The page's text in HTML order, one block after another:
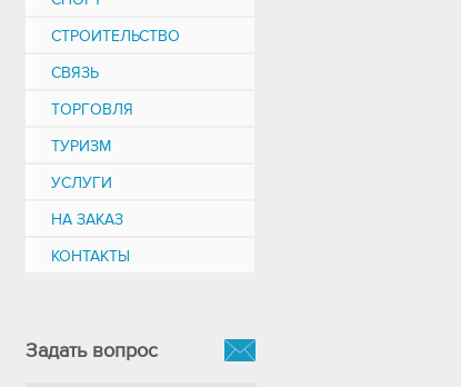
СТРОИТЕЛЬСТВО
СВЯЗЬ
ТОРГОВЛЯ
ТУРИЗМ
УСЛУГИ
НА ЗАКАЗ
КОНТАКТЫ
Задать вопрос